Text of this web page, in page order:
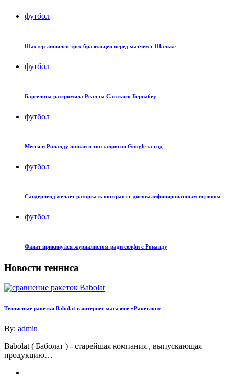
футбол
Шахтер лишился трех бразильцев перед матчем с Шальке
футбол
Барселона разгромила Реал на Сантьяго Бернабеу
футбол
Месси и Роналду вошли в топ запросов Google за год
футбол
Сандерленд желает разорвать контракт с дисквалифицированным игроком
футбол
Фанат прикинулся журналистом ради селфи с Роналду
Новости тенниса
Теннисные ракетки Babolat в интернет-магазине «Ракетлон»
By: admin
Babolat ( Баболат ) - старейшая компания , выпускающая
продукцию…